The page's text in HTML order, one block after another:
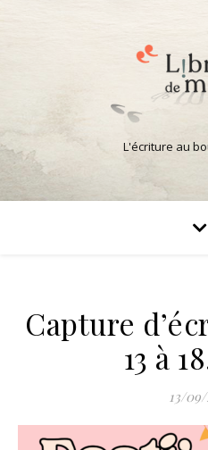
L'écriture au
Capture
13 à
13/09/